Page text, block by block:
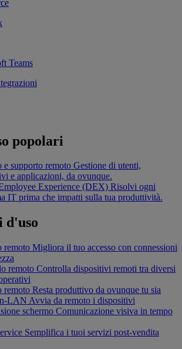
Teams
popolari
e supporto remoto Gestione di utenti,
e applicazioni, da ovunque.
Experience (DEX) Risolvi ogni
IT prima che impatti sulla tua produttività.
d'uso
remoto Migliora il tuo accesso con connessioni
remoto Controlla dispositivi remoti tra diversi
remoto Resta produttivo da ovunque tu sia
LAN Avvia da remoto i dispositivi
schermo Comunicazione visiva in tempo
Semplifica i tuoi servizi post-vendita